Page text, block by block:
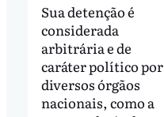
Sua detenção é
considerada
arbitrária e de
caráter político por
diversos órgãos
nacionais, como a